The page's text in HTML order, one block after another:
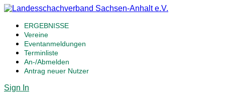
ERGEBNISSE
Vereine
Eventanmeldungen
Terminliste
An-/Abmelden
Antrag neuer Nutzer
Sign In